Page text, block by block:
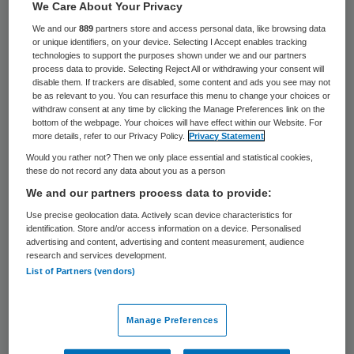
Stella Salden is per 1 maart 2016 de nieuwe
directeur van de Koninklijke Nederlandse
Organisatie van Verloskundigen (KNOV). Dat
heeft de organisatie bekendgemaakt.
Salden bekleedt heeft diverse
belangenorganisaties zoals de Nederlandse
Vereniging van Ziekenhuis Apothekers en de
Unie KBO bekleed. Zij heeft gevarieerde
loopbaan (docent, trainer, adviseur,
beleidsmedewerker, projectmanager,
directeur, bestuurder en eigenaar) binnen
de non-profit en profit sector. Hierdoor
We Care About Your Privacy
We and our889 partners store and access personal data, like browsing data
or unique identifiers, on your device. Selecting I Accept enables tracking
technologies to support the purposes shown under we and our partners
process data to provide. Selecting Reject All or withdrawing your consent will
disable them. If trackers are disabled, some content and ads you see may not
be as relevant to you. You can resurface this menu to change your choices or
withdraw consent at any time by clicking the Manage Preferences link on the
bottom of the webpage. Your choices will have effect within our Website. For
more details, refer to our Privacy Policy.
Privacy Statement
Would you rather not? Then we only place essential and statistical cookies,
these do not record any data about you as a person
We and our partners process data to provide:
Use precise geolocation data. Actively scan device characteristics for
identification. Store and/or access information on a device. Personalised
advertising and content, advertising and content measurement, audience
research and services development.
List of Partners (vendors)
Manage Preferences